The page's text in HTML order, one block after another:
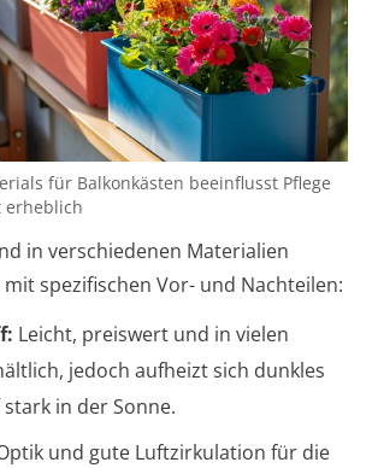
für Balkonkästen beeinflusst Pflege
erheblich
in verschiedenen Materialien
spezifischen Vor- und Nachteilen:
Leicht, preiswert und in vielen
jedoch aufheizt sich dunkles
in der Sonne.
und gute Luftzirkulation für die